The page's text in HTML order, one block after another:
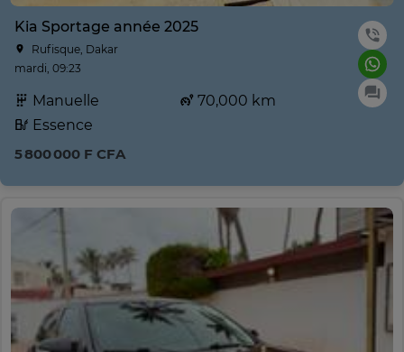
Kia Sportage année 2025
Rufisque, Dakar
mardi, 09:23
Manuelle
70,000 km
Essence
5 800 000 F CFA